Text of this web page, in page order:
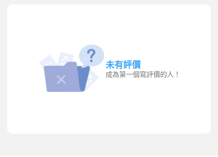
未有評價
成為第一個寫評價的人！